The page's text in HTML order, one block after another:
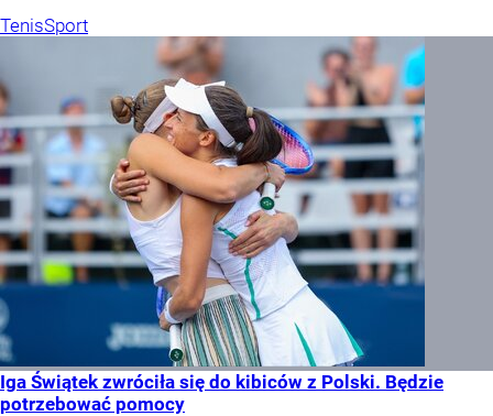
TenisSport
Iga Świątek zwróciła się do kibiców z Polski. Będzie
potrzebować pomocy